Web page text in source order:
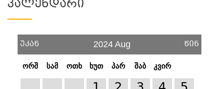
Კალენდარი
უკან 2024 Aug წინ
ორშ სამ ოთხ ხუთ პარ შაბ კვირ